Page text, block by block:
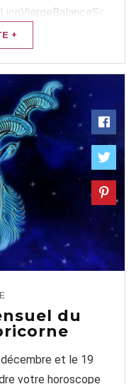
DU ...
+
du
et le 19
votre horoscope